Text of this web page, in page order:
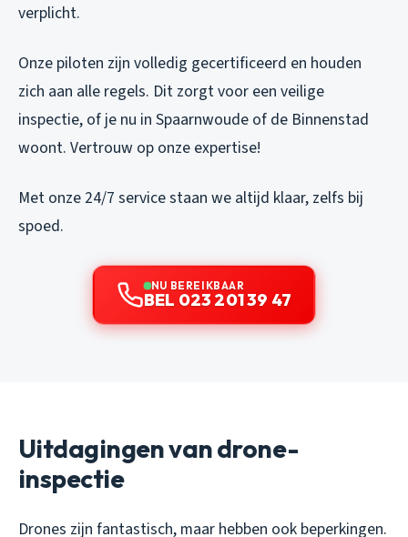
verplicht.
Onze piloten zijn volledig gecertificeerd en houden
zich aan alle regels. Dit zorgt voor een veilige
inspectie, of je nu in Spaarnwoude of de Binnenstad
woont. Vertrouw op onze expertise!
Met onze 24/7 service staan we altijd klaar, zelfs bij
spoed.
NU BEREIKBAAR
BEL 023 201 39 47
Uitdagingen van drone-
inspectie
Drones zijn fantastisch, maar hebben ook beperkingen.